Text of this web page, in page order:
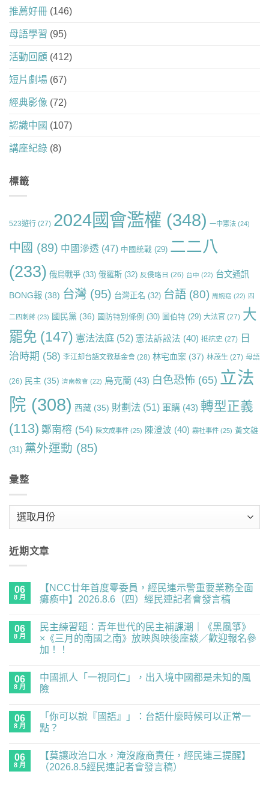
推薦好冊 (146)
母語學習 (95)
活動回顧 (412)
短片劇場 (67)
經典影像 (72)
認識中國 (107)
講座紀錄 (8)
標籤
523遊行 (27) 2024國會濫權 (348) 一中憲法 (24)
中國 (89) 中國滲透 (47) 中國統戰 (29) 二二八
(233) 俄烏戰爭 (33) 俄羅斯 (32) 反侵略日 (26) 台中 (22) 台文通訊
BONG報 (38) 台灣 (95) 台灣正名 (32) 台語 (80) 周婉窈 (22) 四
二四刺蔣 (23) 國民黨 (36) 國防特別條例 (30) 圖伯特 (29) 大法官 (27) 大
罷免 (147) 憲法法庭 (52) 憲法訴訟法 (40) 抵抗史 (27) 日
治時期 (58) 李江却台語文教基金會 (28) 林宅血案 (37) 林茂生 (27) 母語
(26) 民主 (35) 濟南教會 (22) 烏克蘭 (43) 白色恐怖 (65) 立法
院 (308) 西藏 (35) 財劃法 (51) 軍購 (43) 轉型正義
(113) 鄭南榕 (54) 陳文成事件 (25) 陳澄波 (40) 霧社事件 (25) 黃文雄
(31) 黨外運動 (85)
彙整
近期文章
06
8 月
【NCC廿年首度零委員，經民連示警重要業務全面
癱瘓中】2026.8.6（四）經民連記者會發言稿
廿
首
度
員，
經
民
要
留
言
06
8 月
民主練習題：青年世代的民主補課潮｜《黑風箏》
×《三月的南國之南》放映與映後座談／歡迎報名參
加！！
主
練
習
世
代
留
言
06
8 月
中國抓人「一視同仁」，出入境中國都是未知的風
險
抓
人
仁」，
言
06
8 月
「你可以說『國語』」：台語什麼時候可以正常一
點？
06
8 月
【莫讓政治口水，淹沒廠商責任，經民連三提醒】
（2026.8.5經民連記者會發言稿）